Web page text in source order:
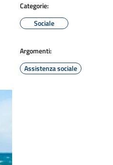
Categorie:
Sociale
Argomenti:
Assistenza sociale